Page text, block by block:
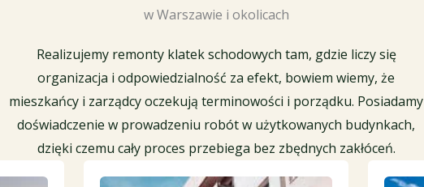
w Warszawie i okolicach
Realizujemy remonty klatek schodowych tam, gdzie liczy się
organizacja i odpowiedzialność za efekt, bowiem wiemy, że
mieszkańcy i zarządcy oczekują terminowości i porządku. Posiadamy
doświadczenie w prowadzeniu robót w użytkowanych budynkach,
dzięki czemu cały proces przebiega bez zbędnych zakłóceń.